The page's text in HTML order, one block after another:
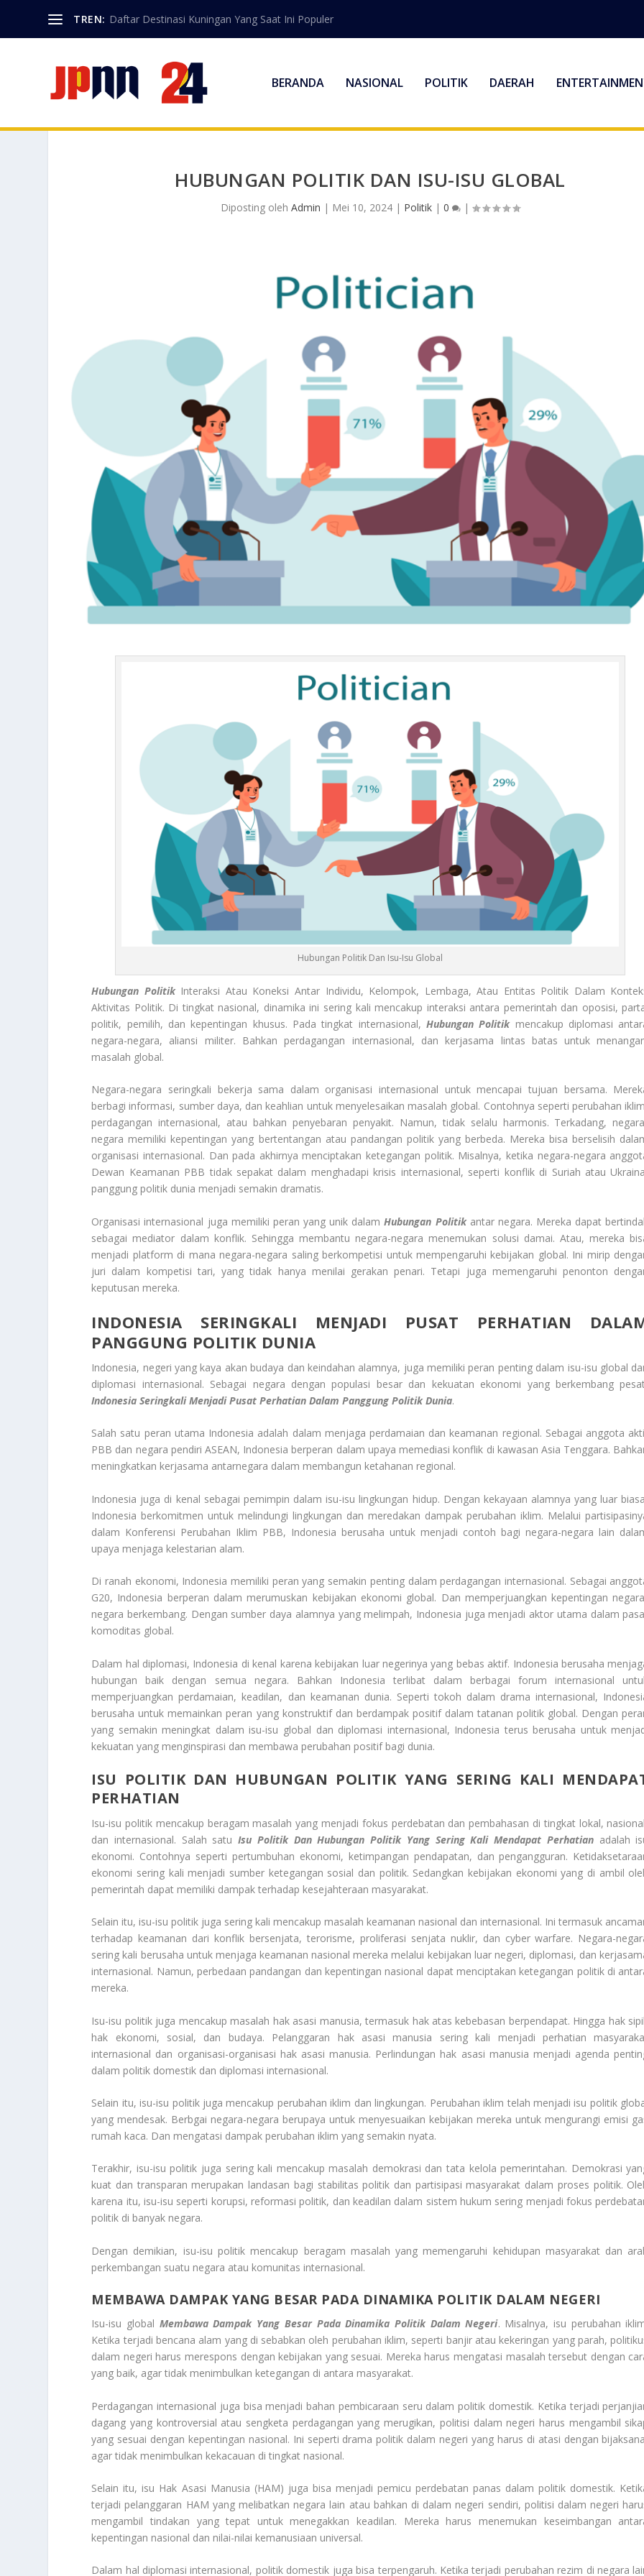
TREN: Daftar Destinasi Kuningan Yang Saat Ini Populer
BERANDA NASIONAL POLITIK DAERAH
HUBUNGAN POLITIK DAN ISU-ISU GLOBAL
Diposting oleh Admin | Mei 10, 2024| Politik| 0 |
Hubungan Politik Dan Isu-Isu Global
Hubungan PolitikInteraksi Atau Koneksi Antar Individu, Kelompok, Lembaga, Atau Entitas Politik Dalam
Aktivitas Politik. Di tingkat nasional, dinamika ini sering kali mencakup interaksi antara pemerintah dan oposisi,
politik, pemilih, dan kepentingan khusus. Pada tingkat internasional, Hubungan Politikmencakup diplomasi
negara-negara, aliansi militer. Bahkan perdagangan internasional, dan kerjasama lintas batas untuk
masalah global.
Negara-negara seringkali bekerja sama dalam organisasi internasional untuk mencapai tujuan bersama.
berbagi informasi, sumber daya, dan keahlian untuk menyelesaikan masalah global. Contohnya seperti perubahan
perdagangan internasional, atau bahkan penyebaran penyakit. Namun, tidak selalu harmonis. Terkadang,
negara memiliki kepentingan yang bertentangan atau pandangan politik yang berbeda. Mereka bisa berselisih
organisasi internasional. Dan pada akhirnya menciptakan ketegangan politik. Misalnya, ketika negara-negara
Dewan Keamanan PBB tidak sepakat dalam menghadapi krisis internasional, seperti konflik di Suriah atau
panggung politik dunia menjadi semakin dramatis.
Organisasi internasional juga memiliki peran yang unik dalamHubungan Politikantar negara. Mereka dapat
sebagai mediator dalam konflik. Sehingga membantu negara-negara menemukan solusi damai. Atau, mereka
menjadi platform di mana negara-negara saling berkompetisi untuk mempengaruhi kebijakan global. Ini mirip
juri dalam kompetisi tari, yang tidak hanya menilai gerakan penari. Tetapi juga memengaruhi penonton
keputusan mereka.
INDONESIA SERINGKALI MENJADI PUSAT PERHATIAN
PANGGUNG POLITIK DUNIA
Indonesia, negeri yang kaya akan budaya dan keindahan alamnya, juga memiliki peran penting dalam isu-isu global
diplomasi internasional. Sebagai negara dengan populasi besar dan kekuatan ekonomi yang berkembang
Indonesia Seringkali Menjadi Pusat Perhatian Dalam Panggung Politik Dunia.
Salah satu peran utama Indonesia adalah dalam menjaga perdamaian dan keamanan regional. Sebagai anggota
PBB dan negara pendiri ASEAN, Indonesia berperan dalam upaya memediasi konflik di kawasan Asia Tenggara.
meningkatkan kerjasama antarnegara dalam membangun ketahanan regional.
Indonesia juga di kenal sebagai pemimpin dalam isu-isu lingkungan hidup. Dengan kekayaan alamnya yang luar
Indonesia berkomitmen untuk melindungi lingkungan dan meredakan dampak perubahan iklim. Melalui
dalam Konferensi Perubahan Iklim PBB, Indonesia berusaha untuk menjadi contoh bagi negara-negara lain
upaya menjaga kelestarian alam.
Di ranah ekonomi, Indonesia memiliki peran yang semakin penting dalam perdagangan internasional. Sebagai
G20, Indonesia berperan dalam merumuskan kebijakan ekonomi global. Dan memperjuangkan kepentingan
negara berkembang. Dengan sumber daya alamnya yang melimpah, Indonesia juga menjadi aktor utama dalam
komoditas global.
Dalam hal diplomasi, Indonesia di kenal karena kebijakan luar negerinya yang bebas aktif. Indonesia berusaha
hubungan baik dengan semua negara. Bahkan Indonesia terlibat dalam berbagai forum internasional
memperjuangkan perdamaian, keadilan, dan keamanan dunia. Seperti tokoh dalam drama internasional,
berusaha untuk memainkan peran yang konstruktif dan berdampak positif dalam tatanan politik global. Dengan
yang semakin meningkat dalam isu-isu global dan diplomasi internasional, Indonesia terus berusaha untuk
kekuatan yang menginspirasi dan membawa perubahan positif bagi dunia.
ISU POLITIK DAN HUBUNGAN POLITIK YANG SERING KALI
PERHATIAN
Isu-isu politik mencakup beragam masalah yang menjadi fokus perdebatan dan pembahasan di tingkat lokal,
dan internasional. Salah satuIsu Politik Dan Hubungan Politik Yang Sering Kali Mendapat Perhatianadalah
ekonomi. Contohnya seperti pertumbuhan ekonomi, ketimpangan pendapatan, dan pengangguran.
ekonomi sering kali menjadi sumber ketegangan sosial dan politik. Sedangkan kebijakan ekonomi yang di ambil
pemerintah dapat memiliki dampak terhadap kesejahteraan masyarakat.
Selain itu, isu-isu politik juga sering kali mencakup masalah keamanan nasional dan internasional. Ini termasuk
terhadap keamanan dari konflik bersenjata, terorisme, proliferasi senjata nuklir, dan cyber warfare. Negara-
sering kali berusaha untuk menjaga keamanan nasional mereka melalui kebijakan luar negeri, diplomasi, dan
internasional. Namun, perbedaan pandangan dan kepentingan nasional dapat menciptakan ketegangan politik di
mereka.
Isu-isu politik juga mencakup masalah hak asasi manusia, termasuk hak atas kebebasan berpendapat. Hingga hak
hak ekonomi, sosial, dan budaya. Pelanggaran hak asasi manusia sering kali menjadi perhatian
internasional dan organisasi-organisasi hak asasi manusia. Perlindungan hak asasi manusia menjadi agenda
dalam politik domestik dan diplomasi internasional.
Selain itu, isu-isu politik juga mencakup perubahan iklim dan lingkungan. Perubahan iklim telah menjadi isu politik
yang mendesak. Berbgai negara-negara berupaya untuk menyesuaikan kebijakan mereka untuk mengurangi emisi
rumah kaca. Dan mengatasi dampak perubahan iklim yang semakin nyata.
Terakhir, isu-isu politik juga sering kali mencakup masalah demokrasi dan tata kelola pemerintahan. Demokrasi
kuat dan transparan merupakan landasan bagi stabilitas politik dan partisipasi masyarakat dalam proses politik.
karena itu, isu-isu seperti korupsi, reformasi politik, dan keadilan dalam sistem hukum sering menjadi fokus
politik di banyak negara.
Dengan demikian, isu-isu politik mencakup beragam masalah yang memengaruhi kehidupan masyarakat dan
perkembangan suatu negara atau komunitas internasional.
MEMBAWA DAMPAK YANG BESAR PADA DINAMIKA POLITIK DALAM NEGERI
Isu-isu global Membawa Dampak Yang Besar Pada Dinamika Politik Dalam Negeri. Misalnya, isu perubahan
Ketika terjadi bencana alam yang di sebabkan oleh perubahan iklim, seperti banjir atau kekeringan yang parah,
dalam negeri harus merespons dengan kebijakan yang sesuai. Mereka harus mengatasi masalah tersebut dengan
yang baik, agar tidak menimbulkan ketegangan di antara masyarakat.
Perdagangan internasional juga bisa menjadi bahan pembicaraan seru dalam politik domestik. Ketika terjadi
dagang yang kontroversial atau sengketa perdagangan yang merugikan, politisi dalam negeri harus mengambil
yang sesuai dengan kepentingan nasional. Ini seperti drama politik dalam negeri yang harus di atasi dengan
agar tidak menimbulkan kekacauan di tingkat nasional.
Selain itu, isu Hak Asasi Manusia (HAM) juga bisa menjadi pemicu perdebatan panas dalam politik domestik.
terjadi pelanggaran HAM yang melibatkan negara lain atau bahkan di dalam negeri sendiri, politisi dalam negeri
mengambil tindakan yang tepat untuk menegakkan keadilan. Mereka harus menemukan keseimbangan
kepentingan nasional dan nilai-nilai kemanusiaan universal.
Dalam hal diplomasi internasional, politik domestik juga bisa terpengaruh. Ketika terjadi perubahan rezim di negara